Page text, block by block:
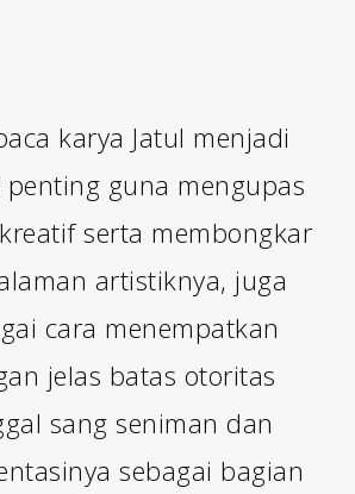
karya Jatul menjadi
penting guna mengupas
serta membongkar
artistiknya, juga
cara menempatkan
jelas batas otoritas
sang seniman dan
sebagai bagian